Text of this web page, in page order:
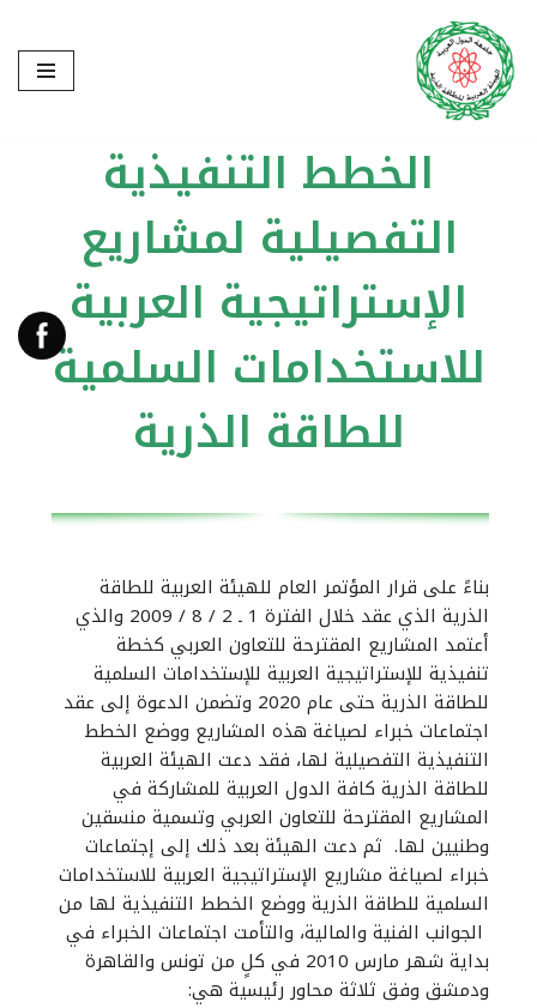
تخطى
إلى
المحتوى
الخطط التنفيذية
التفصيلية لمشاريع
الإستراتيجية العربية
للاستخدامات السلمية
للطاقة الذرية
بناءً على قرار المؤتمر العام للهيئة العربية للطاقة
الذرية الذي عقد خلال الفترة 1 ـ 2 / 8 / 2009 والذي
أعتمد المشاريع المقترحة للتعاون العربي كخطة
تنفيذية للإستراتيجية العربية للإستخدامات السلمية
للطاقة الذرية حتى عام 2020 وتضمن الدعوة إلى عقد
اجتماعات خبراء لصياغة هذه المشاريع ووضع الخطط
التنفيذية التفصيلية لها، فقد دعت الهيئة العربية
للطاقة الذرية كافة الدول العربية للمشاركة في
المشاريع المقترحة للتعاون العربي وتسمية منسقين
وطنيين لها. ثم دعت الهيئة بعد ذلك إلى إجتماعات
خبراء لصياغة مشاريع الإستراتيجية العربية للاستخدامات
السلمية للطاقة الذرية ووضع الخطط التنفيذية لها من
الجوانب الفنية والمالية، والتأمت اجتماعات الخبراء في
بداية شهر مارس 2010 في كلٍ من تونس والقاهرة
ودمشق وفق ثلاثة محاور رئيسية هي: